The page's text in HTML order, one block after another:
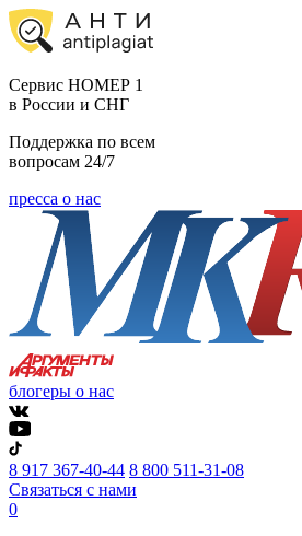
Cервис НОМЕР 1
в России и СНГ
Поддержка по всем
вопросам 24/7
пресса о нас
блогеры о нас
8 917 367-40-44 8 800 511-31-08
Связаться с нами
0